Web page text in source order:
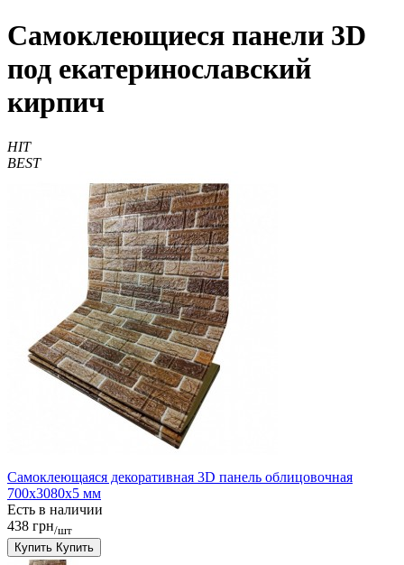
Самоклеющиеся панели 3D
под екатеринославский
кирпич
HIT
BEST
Самоклеющаяся декоративная 3D панель облицовочная
700x3080x5 мм
Есть в наличии
438 грн/шт
Купить Купить